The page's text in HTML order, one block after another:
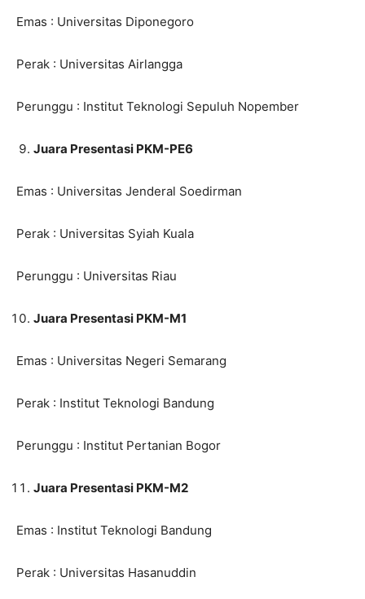
Emas : Universitas Diponegoro
Perak : Universitas Airlangga
Perunggu : Institut Teknologi Sepuluh Nopember
Juara Presentasi PKM-PE6
Emas : Universitas Jenderal Soedirman
Perak : Universitas Syiah Kuala
Perunggu : Universitas Riau
Juara Presentasi PKM-M1
Emas : Universitas Negeri Semarang
Perak : Institut Teknologi Bandung
Perunggu : Institut Pertanian Bogor
Juara Presentasi PKM-M2
Emas : Institut Teknologi Bandung
Perak : Universitas Hasanuddin